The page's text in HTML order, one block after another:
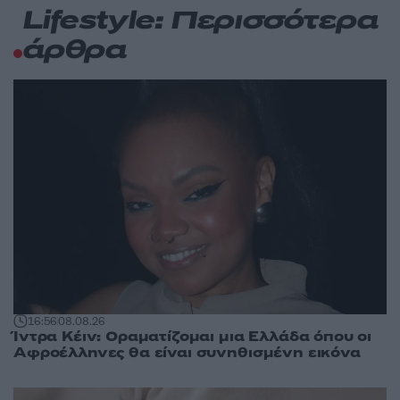
Lifestyle: Περισσότερα
άρθρα
16:5608.08.26
Ίντρα Κέιν: Οραματίζομαι μια Ελλάδα όπου οι
Αφροέλληνες θα είναι συνηθισμένη εικόνα